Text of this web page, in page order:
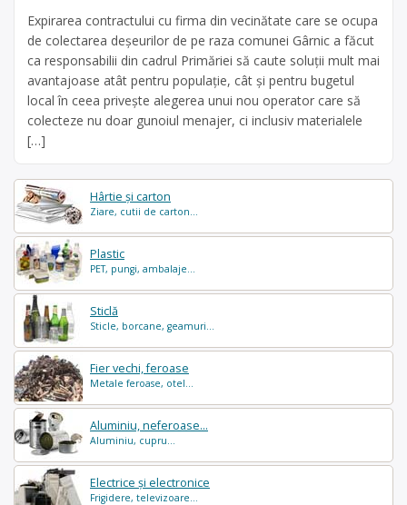
Hârtie și carton
Ziare, cutii de carton...
Plastic
PET, pungi, ambalaje...
Sticlă
Sticle, borcane, geamuri...
Fier vechi, feroase
Metale feroase, otel...
Aluminiu, neferoase...
Aluminiu, cupru...
Electrice și electronice
Frigidere, televizoare...
Expirarea contractului cu firma din vecinătate care se ocupa
de colectarea deșeurilor de pe raza comunei Gârnic a făcut
ca responsabilii din cadrul Primăriei să caute soluții mult mai
avantajoase atât pentru populație, cât și pentru bugetul
local în ceea privește alegerea unui nou operator care să
colecteze nu doar gunoiul menajer, ci inclusiv materialele
[…]